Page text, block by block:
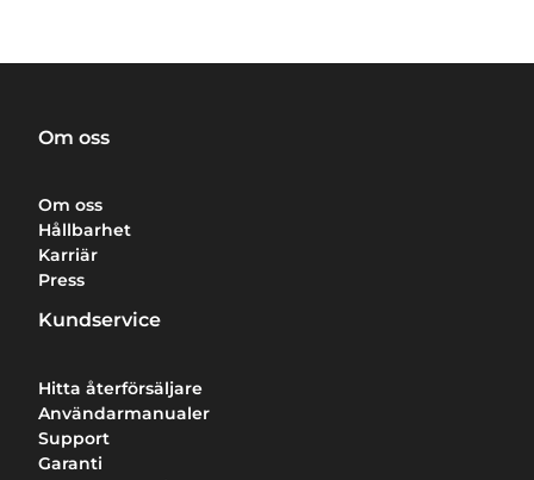
Om oss
Om oss
Hållbarhet
Karriär
Press
Kundservice
Hitta återförsäljare
Användarmanualer
Support
Garanti